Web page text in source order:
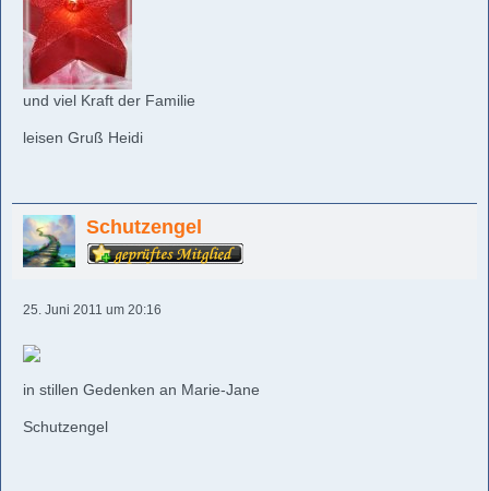
und viel Kraft der Familie
leisen Gruß Heidi
Schutzengel
25. Juni 2011 um 20:16
in stillen Gedenken an Marie-Jane
Schutzengel